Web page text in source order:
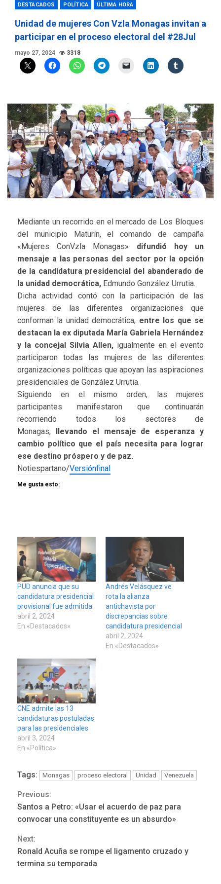
DESTACADOS POLÍTICA ÚLTIMA HORA
Unidad de mujeres Con Vzla Monagas invitan a
participar en el proceso electoral del #28Jul
mayo 27, 2024 3318
Mediante un recorrido en el mercado de Los Bloques
del municipio Maturín, el comando de campaña
«Mujeres ConVzla Monagas» difundió hoy un
mensaje a las personas del sector por la opción
de la candidatura presidencial del abanderado de
la unidad democrática, Edmundo González Urrutia.
Dicha actividad contó con la participación de las
mujeres de las diferentes organizaciones que
conforman la unidad democrática, entre los que se
destacan la ex diputada María Gabriela Hernández
y la concejal Silvia Allen, igualmente en el evento
participaron todas las mujeres de las diferentes
organizaciones políticas que apoyan las aspiraciones
presidenciales de González Urrutia.
Siguiendo en el mismo orden, las mujeres
participantes manifestaron que continuarán
recorriendo todos los sectores de
Monagas, llevando el mensaje de esperanza y
cambio político que el país necesita para lograr
ese destino próspero y de paz.
Notiespartano/Versiónfinal
Me gusta esto:
PUD anuncia que su
candidatura presidencial
provisional fue admitida
abril 2, 2024
En «Destacados»
Andrés Velásquez ve
rota la alianza
antichavista por
discrepancias sobre
candidatura presidencial
abril 2, 2024
En «Destacados»
CNE admite las 13
candidaturas postuladas
para las presidenciales
abril 3, 2024
En «Política»
Tags: Monagas proceso electoral Unidad Venezuela
Continue
Reading
Previous:
Santos a Petro: «Usar el acuerdo de paz para
convocar una constituyente es un absurdo»
Next:
Ronald Acuña se rompe el ligamento cruzado y
termina su temporada
3
Funsone benefició a 46
personas con la entrega de
REGIONALES